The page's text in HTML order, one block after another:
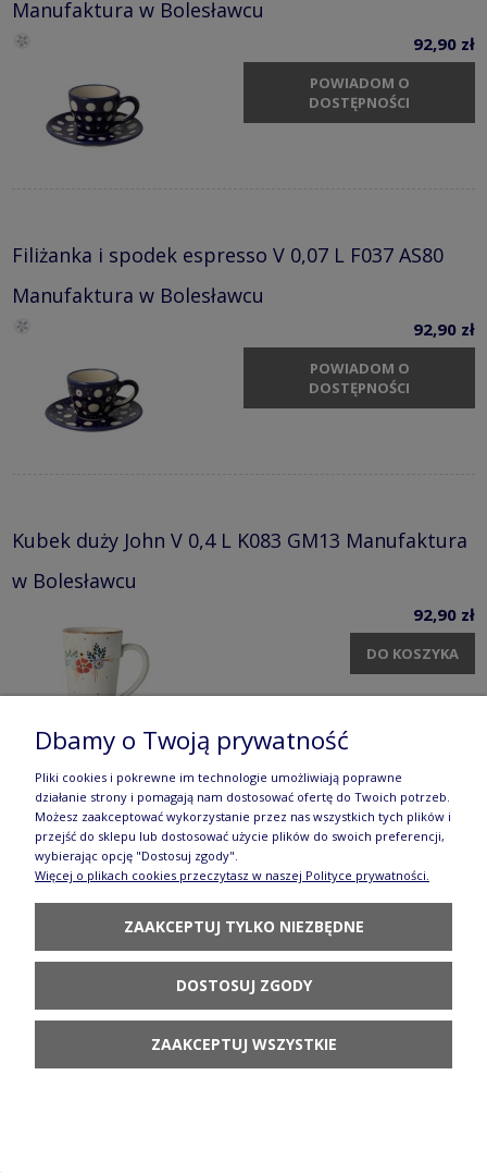
Manufaktura w Bolesławcu
92,90 zł
POWIADOM O
DOSTĘPNOŚCI
Filiżanka i spodek espresso V 0,07 L F037 AS80
Manufaktura w Bolesławcu
92,90 zł
POWIADOM O
DOSTĘPNOŚCI
Kubek duży John V 0,4 L K083 GM13 Manufaktura
w Bolesławcu
92,90 zł
DO KOSZYKA
Filiżanka i spodek V 0,2 L F043 AS80 Manufaktura
w Bolesławcu
144,90 zł
Dbamy o Twoją prywatność
Pliki cookies i pokrewne im technologie umożliwiają poprawne
działanie strony i pomagają nam dostosować ofertę do Twoich potrzeb.
Możesz zaakceptować wykorzystanie przez nas wszystkich tych plików i
przejść do sklepu lub dostosować użycie plików do swoich preferencji,
wybierając opcję "Dostosuj zgody".
Więcej o plikach cookies przeczytasz w naszej Polityce prywatności.
ZAAKCEPTUJ TYLKO NIEZBĘDNE
DOSTOSUJ ZGODY
ZAAKCEPTUJ WSZYSTKIE